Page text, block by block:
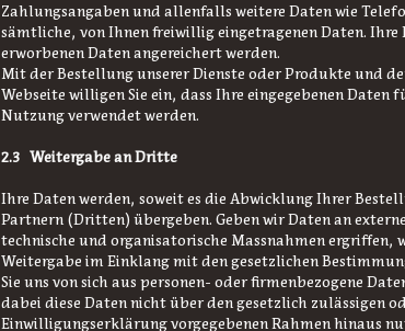
Zahlungsangaben und allenfalls weitere Daten wie
sämtliche, von Ihnen freiwillig eingetragenen Daten.
erworbenen Daten angereichert werden.
Mit der Bestellung unserer Dienste oder Produkte und
Webseite willigen Sie ein, dass Ihre eingegebenen Daten
Nutzung verwendet werden.
2.3 Weitergabe an Dritte
Ihre Daten werden, soweit es die Abwicklung Ihrer
Partnern (Dritten) übergeben. Geben wir Daten an
technische und organisatorische Massnahmen ergriffen,
Weitergabe im Einklang mit den gesetzlichen
Sie uns von sich aus personen- oder firmenbezogene
dabei diese Daten nicht über den gesetzlich zulässigen
Einwilligungserklärung vorgegebenen Rahmen hinaus